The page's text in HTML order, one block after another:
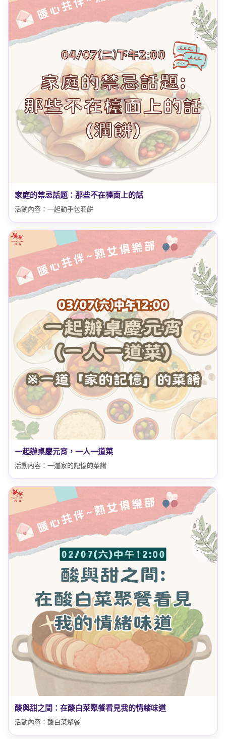
家庭的禁忌話題：那些不在檯面上的話
活動內容：一起動手包潤餅
一起辦桌慶元宵，一人一道菜
活動內容：一道家的記憶的菜餚
酸與甜之間：在酸白菜聚餐看見我的情緒味道
活動內容：酸白菜聚餐